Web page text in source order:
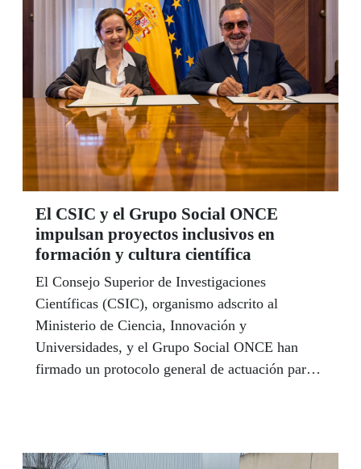
El CSIC y el Grupo Social ONCE
impulsan proyectos inclusivos en
formación y cultura científica
El Consejo Superior de Investigaciones
Científicas (CSIC), organismo adscrito al
Ministerio de Ciencia, Innovación y
Universidades, y el Grupo Social ONCE han
firmado un protocolo general de actuación para
particular, con ceguera o con discapacidad visual